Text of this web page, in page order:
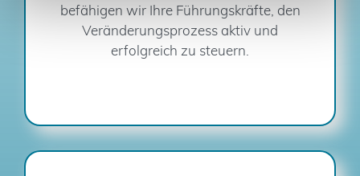
befähigen wir Ihre Führungskräfte, den
Veränderungsprozess aktiv und
erfolgreich zu steuern.